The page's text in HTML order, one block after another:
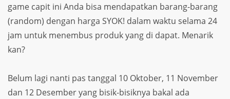
game capit ini Anda bisa mendapatkan barang-barang
(random) dengan harga SYOK! dalam waktu selama 24
jam untuk menembus produk yang di dapat. Menarik
kan?
Belum lagi nanti pas tanggal 10 Oktober, 11 November
dan 12 Desember yang bisik-bisiknya bakal ada